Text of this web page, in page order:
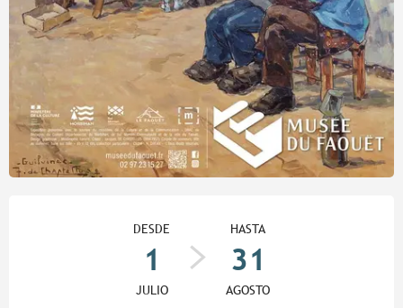
DESDE
1
JULIO
HASTA
31
AGOSTO